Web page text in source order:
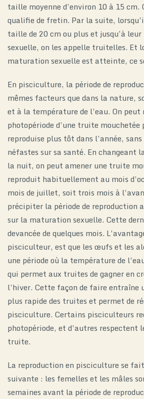
taille moyenne d’environ 10 à 15 cm.
qualifie de fretin. Par la suite,
taille de 20 cm ou plus et jusqu’à
sexuelle, on les appelle truitelles. Et
maturation sexuelle est atteinte, ce
En pisciculture, la période de
mêmes facteurs que dans la nature,
et à la température de l’eau. On
photopériode d’une truite mouchetée
reproduise plus tôt dans l’année, sans
néfastes sur sa santé. En changeant
la nuit, on peut amener une truite
reproduit habituellement au mois
mois de juillet, soit trois mois à
précipiter la période de reproduction
sur la maturation sexuelle. Cette
devancée de quelques mois.
pisciculteur, est que les œufs et les
une période où la température de
qui permet aux truites de gagner en
l’hiver. Cette façon de faire entraîne
plus rapide des truites et permet de
pisciculture. Certains pisciculteurs
photopériode, et d’autres respectent
truite.
La reproduction en pisciculture se
suivante : les femelles et les mâles
semaines avant la période de